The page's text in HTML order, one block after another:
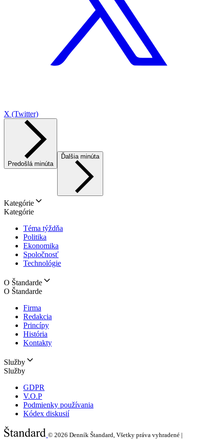
X (Twitter)
Predošlá minúta
Ďalšia minúta
Kategórie
Kategórie
Téma týždňa
Politika
Ekonomika
Spoločnosť
Technológie
O Štandarde
O Štandarde
Firma
Redakcia
Princípy
História
Kontakty
Služby
Služby
GDPR
V.O.P
Podmienky používania
Kódex diskusií
© 2026 Denník Štandard, Všetky práva vyhradené |